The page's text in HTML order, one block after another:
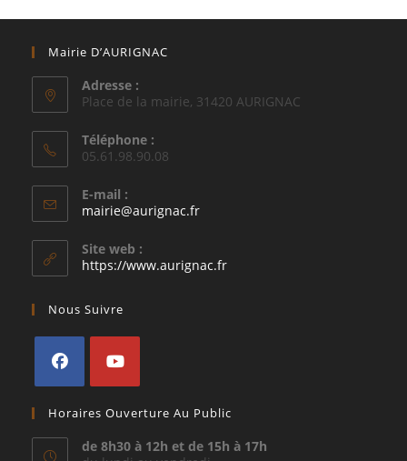
Mairie D’AURIGNAC
Adresse :
Place de la mairie, 31420 AURIGNAC
Téléphone :
05.61.98.90.08
E-mail :
mairie@aurignac.frS’ouvre
application
Site web :
https://www.aurignac.fr
Nous Suivre
dans
un
dans
un
Horaires Ouverture Au Public
de 8h30 à 12h et de 15h à 17h